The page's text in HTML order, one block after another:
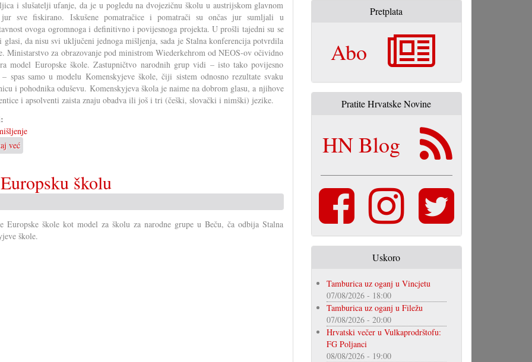
i slušatelji ufanje, da je u pogledu na dvojezičnu školu u austrijskom glavnom
jur sve fiskirano. Iskušene pomatračice i pomatrači su ončas jur sumljali u
ovoga ogromnoga i definitivno i povijesnoga projekta. U prošli tajedni su se
glasi, da nisu svi uključeni jednoga mišljenja, sada je Stalna konferencija potvrdila
Ministarstvo za obrazovanje pod ministrom Wiederkehrom od NEOS-ov očividno
model Europske škole. Zastupničtvo narodnih grup vidi – isto tako povijesno
– spas samo u modelu Komenskyjeve škole, čiji sistem odnosno rezultate svaku
i pohodnika oduševu. Komenskyjeva škola je naime na dobrom glasu, a njihove
i apsolventi zaista znaju obadva ili još i tri (češki, slovački i nimški) jezike.
već
Komenskyjeva
je
europska
školu
Europske škole kot model za školu za narodne grupe u Beču, ča odbija Stalna
škole.
Pretplata
Abo
Pratite Hrvatske Novine
HN Blog
Uskoro
Tamburica uz oganj u Vincjetu
07/08/2026 - 18:00
Tamburica uz oganj u Filežu
07/08/2026 - 20:00
Hrvatski večer u Vulkaprodrštofu:
FG Poljanci
08/08/2026 - 19:00